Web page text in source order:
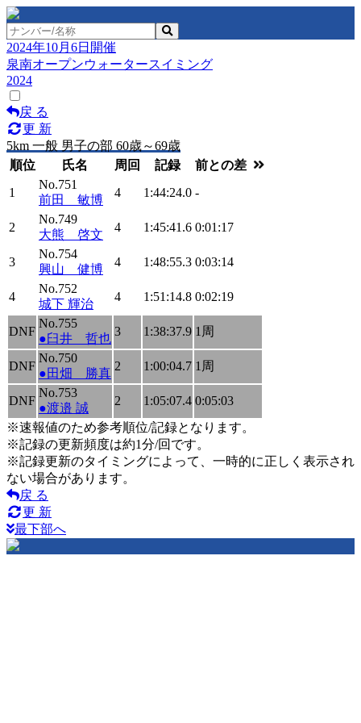
2024年10月6日開催
泉南オープンウォータースイミング
2024
戻 る
更 新
5km 一般 男子の部 60歳～69歳
順位
氏名 周回 記録
前との差
1
No.751
前田 敏博
4 1:44:24.0 -
2
No.749
大熊 啓文
4 1:45:41.6 0:01:17
3
No.754
興山 健博
4 1:48:55.3 0:03:14
4
No.752
城下 輝治
4 1:51:14.8 0:02:19
DNF
No.755
●臼井 哲也
3 1:38:37.9 1周
DNF
No.750
●田畑 勝真
2 1:00:04.7 1周
DNF
No.753
●渡邉 誠
2 1:05:07.4 0:05:03
※速報値のため参考順位/記録となります。
※記録の更新頻度は約1分/回です。
※記録更新のタイミングによって、一時的に正しく表示され
ない場合があります。
戻 る
更 新
最下部へ